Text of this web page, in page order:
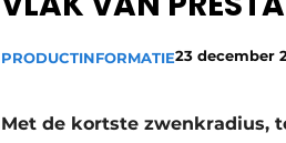
Vacatures
PRODUCTINFORMATIE23 december
Met de kortste zwenkradius,